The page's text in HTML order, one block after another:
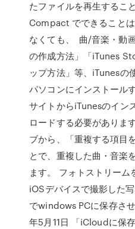
たファイルを再生するこ
Compact でできること
なくても、 曲/音楽・動
の作成方法」「iTunes
ップ方法」等、iTunesの
パソコンにインストール
サイトからiTunesのイン
ロードする必要がありま
ブから、「重複する項目
とで、重複した曲・音楽
ます。 フォトストリーム
iOSデバイスで撮影した
でwindows PCに保存さ
年5月11日 「iCloudに保